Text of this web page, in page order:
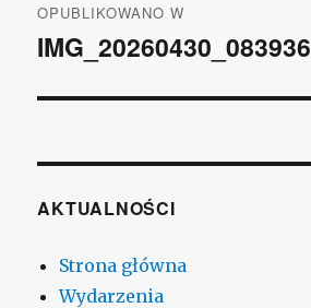
wpisu
OPUBLIKOWANO W
IMG_20260430_083936
AKTUALNOŚCI
Strona główna
Wydarzenia